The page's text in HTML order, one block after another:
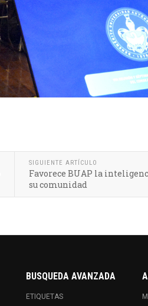
SIGUIENTE ARTÍCULO
Favorece BUAP la
su comunidad
BUSQUEDA AVANZADA
ETIQUETAS